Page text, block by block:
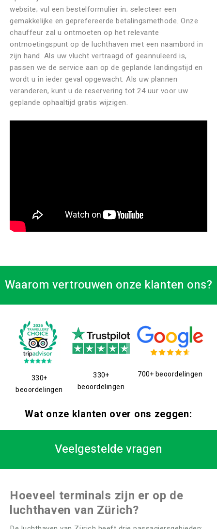
website; vul een bestelformulier in; selecteer een
gemakkelijke en geprefereerde betalingsmethode. Onze
chauffeur zal u ontmoeten op het relevante
ontmoetingspunt op de luchthaven met een naambord in
zijn hand. Als uw vlucht vertraagd of geannuleerd is,
passen we de service aan op de geplande landingstijd en
wordt u in ieder geval opgewacht. Als uw plannen
veranderen, kunt u de reservering tot 24 uur voor uw
geplande ophaaltijd gratis wijzigen.
Waarom vertrouwen onze klanten ons?
330+
beoordelingen
330+
beoordelingen
700+ beoordelingen
Wat onze klanten over ons zeggen:
Veelgestelde vragen
Hoeveel terminals zijn er op de
luchthaven van Zürich?